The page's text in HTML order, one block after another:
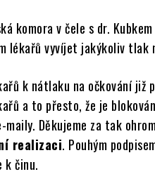
komora v čele s dr.
lékařů vyvíjet jakýkoliv tlak
k nátlaku na očkování již
a to přesto, že je
maily. Děkujeme za tak
realizaci. Pouhým
k činu.